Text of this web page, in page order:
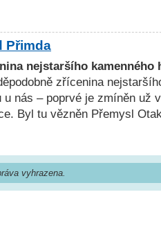
Přimda
nejstaršího kamenného
zřícenina
u nás – poprvé je zmíněn už
Byl tu vězněn Přemysl
vyhrazena.